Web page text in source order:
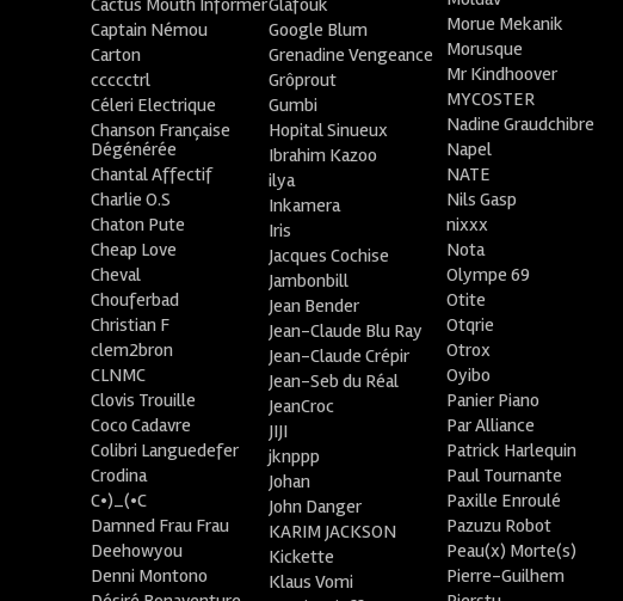
Cactus Mouth Informer
Captain Némou
Carton
ccccctrl
Céleri Electrique
Chanson Française
Dégénérée
Chantal Affectif
Charlie O.S
Chaton Pute
Cheap Love
Cheval
Chouferbad
Christian F
clem2bron
CLNMC
Clovis Trouille
Coco Cadavre
Colibri Languedefer
Crodina
C•)_(•C
Damned Frau Frau
Deehowyou
Denni Montono
Glafouk
Google Blum
Grenadine Vengeance
Grôprout
Gumbi
Hopital Sinueux
Ibrahim Kazoo
ilya
Inkamera
Iris
Jacques Cochise
Jambonbill
Jean Bender
Jean-Claude Blu Ray
Jean-Claude Crépir
Jean-Seb du Réal
JeanCroc
JIJI
jknppp
Johan
John Danger
KARIM JACKSON
Kickette
Klaus Vomi
Morue Mekanik
Morusque
Mr Kindhoover
MYCOSTER
Nadine Graudchibre
Napel
NATE
Nils Gasp
nixxx
Nota
Olympe 69
Otite
Otqrie
Otrox
Oyibo
Panier Piano
Par Alliance
Patrick Harlequin
Paul Tournante
Paxille Enroulé
Pazuzu Robot
Peau(x) Morte(s)
Pierre-Guilhem